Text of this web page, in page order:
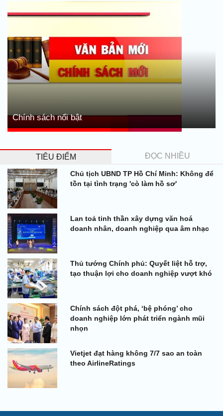
Chính sách nổi bật
TIÊU ĐIỂM ĐỌC NHIỀU
Chủ tịch UBND TP Hồ Chí Minh: Không để
tồn tại tình trạng 'cò làm hồ sơ'
Lan toả tinh thần xây dựng văn hoá
doanh nhân, doanh nghiệp qua âm nhạc
Thủ tướng Chính phủ: Quyết liệt hỗ trợ,
tạo thuận lợi cho doanh nghiệp vượt khó
Chính sách đột phá, ‘bệ phóng’ cho
doanh nghiệp lớn phát triển ngành mũi
nhọn
Vietjet đạt hàng không 7/7 sao an toàn
theo AirlineRatings